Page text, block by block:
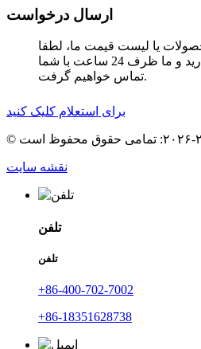
ارسال درخواست
یا لیست قیمت ما، لطفا
ایمیل خود را برای ما بگذارید و ما ظرف 24 ساعت با شما
تماس خواهیم گرفت.
برای استعلام کلیک کنید
نقشه سایت
تلفن
تلفن
‎+86-400-702-7002‎
‎+86-18351628738‎